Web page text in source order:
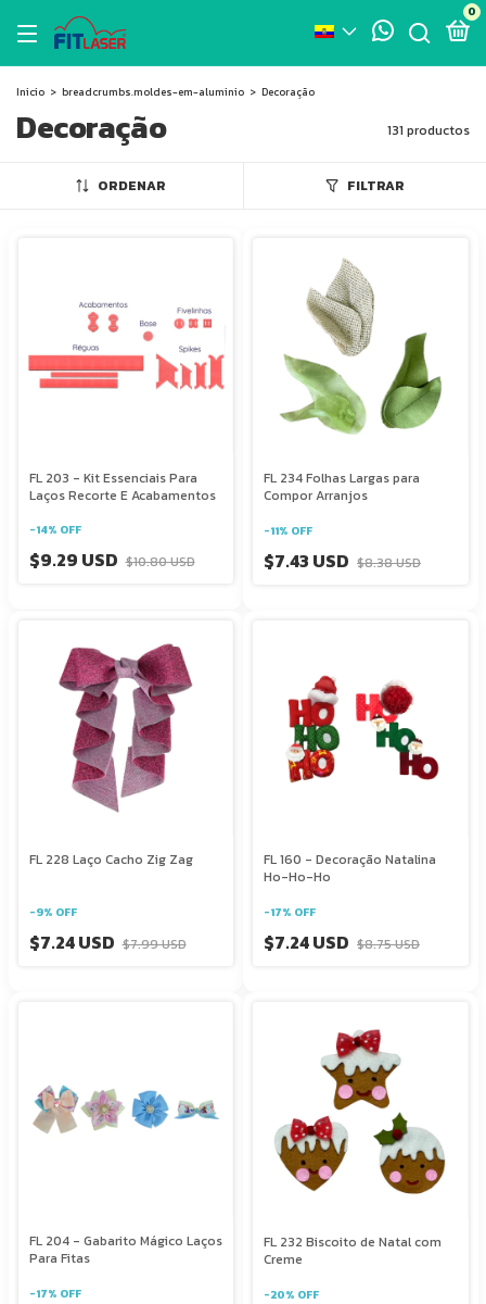
0
Inicio > breadcrumbs.moldes-em-aluminio > Decoração
Decoração 131 productos
ORDENAR FILTRAR
FL 203 - Kit Essenciais Para
Laços Recorte E Acabamentos
-14% OFF
$9.29 USD $10.80 USD
FL 234 Folhas Largas para
Compor Arranjos
-11% OFF
$7.43 USD $8.38 USD
FL 228 Laço Cacho Zig Zag
-9% OFF
$7.24 USD $7.99 USD
FL 160 - Decoração Natalina
Ho-Ho-Ho
-17% OFF
$7.24 USD $8.75 USD
FL 204 - Gabarito Mágico Laços
Para Fitas
-17% OFF
FL 232 Biscoito de Natal com
Creme
-20% OFF